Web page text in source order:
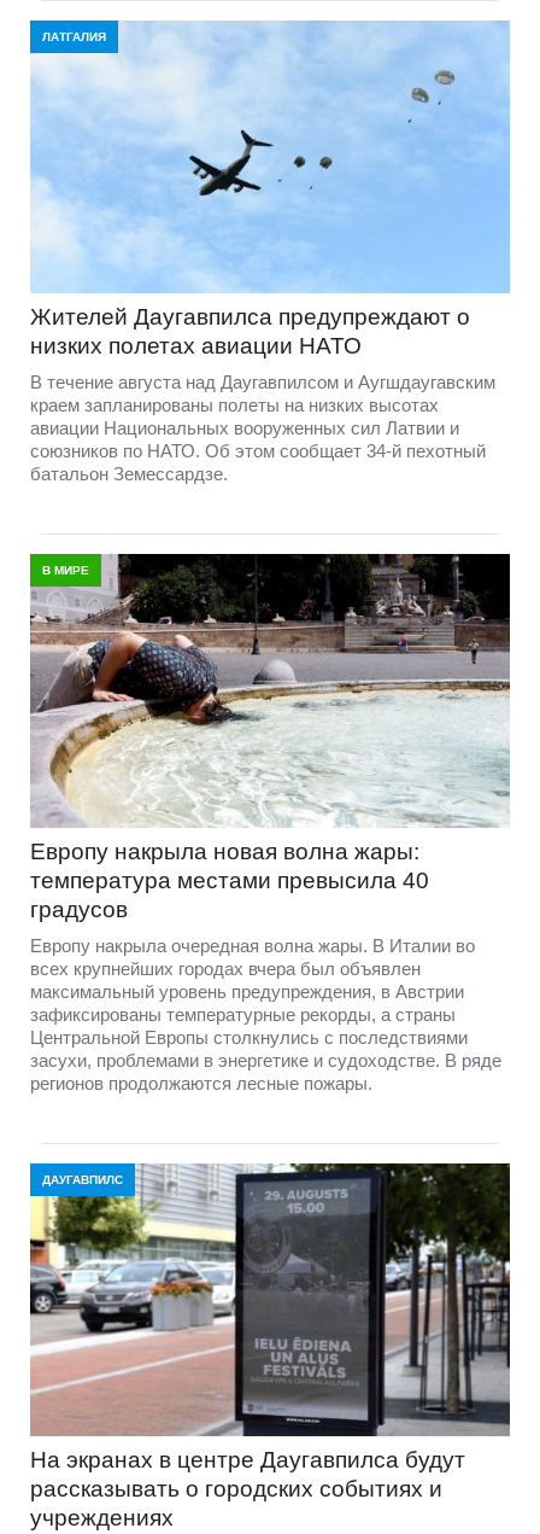
ЛАТГАЛИЯ
Жителей Даугавпилса предупреждают о
низких полетах авиации НАТО
В течение августа над Даугавпилсом и Аугшдаугавским
краем запланированы полеты на низких высотах
авиации Национальных вооруженных сил Латвии и
союзников по НАТО. Об этом сообщает 34-й пехотный
батальон Земессардзе.
В МИРЕ
Европу накрыла новая волна жары:
температура местами превысила 40
градусов
Европу накрыла очередная волна жары. В Италии во
всех крупнейших городах вчера был объявлен
максимальный уровень предупреждения, в Австрии
зафиксированы температурные рекорды, а страны
Центральной Европы столкнулись с последствиями
засухи, проблемами в энергетике и судоходстве. В ряде
регионов продолжаются лесные пожары.
ДАУГАВПИЛС
На экранах в центре Даугавпилса будут
рассказывать о городских событиях и
учреждениях